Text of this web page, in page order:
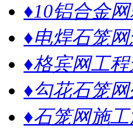
♦10铝合金
♦电焊石笼
♦格宾网工
♦勾花石笼
♦石笼网施